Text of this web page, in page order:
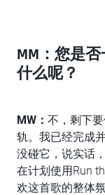
MM：您是
什么呢？
MW ： 不，剩下
轨。我已经完成
没碰它，说实话
在计划使用Run
欢这首歌的整体